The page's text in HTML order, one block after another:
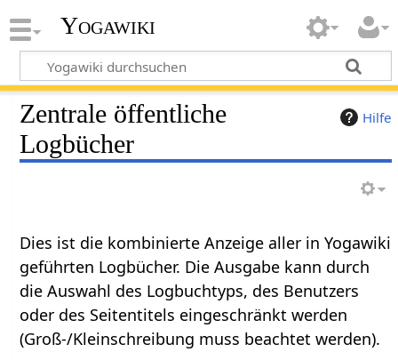
Yogawiki
Hilfe
Zentrale öffentliche
Logbücher
Dies ist die kombinierte Anzeige aller in Yogawiki
geführten Logbücher. Die Ausgabe kann durch
die Auswahl des Logbuchtyps, des Benutzers
oder des Seitentitels eingeschränkt werden
(Groß-/Kleinschreibung muss beachtet werden).